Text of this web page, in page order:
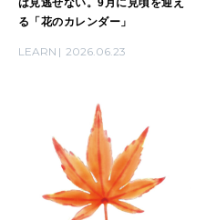
は見逃せない。9月に見頃を迎え
る「花のカレンダー」
LEARN 2026.06.23